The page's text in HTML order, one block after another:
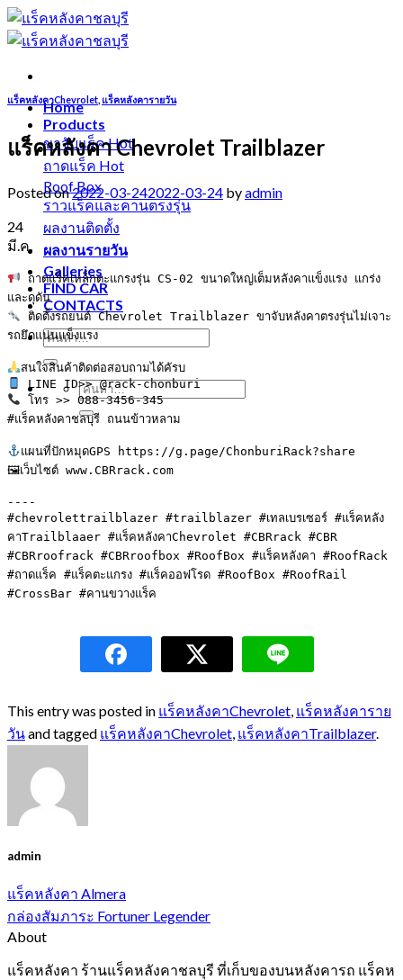
Skip
to
content
Home
Products
ขาจับแร็ค
ถาดแร็ค
Roof Box
ราวแร็คและคานตรงรุ่น
ผลงานติดตั้ง
ผลงานรายวัน
Galleries
FIND CAR
CONTACTS
แร็คหลังคาChevrolet แร็คหลังคารายวัน
แร็คหลังคา Chevrolet Trailblazer
Posted on2022-03-242022-03-24 byadmin
24
มี.ค.
ถาดแร็คเหล็กตะแกรงรุ่น CS-02 ขนาดใหญ่เต็มหลังคาแข็งแรง แกร่ง
ติดตั้งรถยนต์ Chevrolet Trailblazer ขาจับหลังคาตรงรุ่นไม่เจาะ
รถยึดแน่นแข็งแรง
สนใจสินค้าติดต่อสอบถามได้คัรบ
LINE ID>> @rack-chonburi
โทร >> 088-3456-345
#แร็คหลังคาชลบุรี ถนนข้าวหลาม
แผนที่ปักหมุดGPS https://g.page/ChonburiRack?share
🖼เว็บไซต์ www.CBRrack.com
----
#chevrolettrailblazer #trailblazer #เทลเบรเซอร์ #แร็คหลัง
คาTrailblaaer #แร็คหลังคาChevrolet #CBRrack #CBR
#CBRroofrack #CBRroofbox #RoofBox #แร็คหลังคา #RoofRack
#ถาดแร็ค #แร็คตะแกรง #แร็คออฟโรด #RoofBox #RoofRail
#CrossBar #คานขวางแร็ค
This entry was posted in แร็คหลังคาChevrolet, แร็คหลังคาราย
วันand tagged แร็คหลังคาChevrolet, แร็คหลังคาTrailblazer.
admin
แร็คหลังคา Almera
กล่องสัมภาระ Fortuner Legender
About
แร็คหลังคา ร้านแร็คหลังคาชลบุรี ที่เก็บของบนหลังคารถ แร็คห